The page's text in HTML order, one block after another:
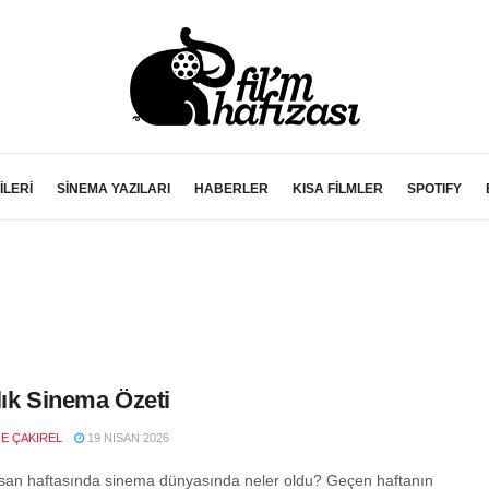
SİNEMA YAZILARI HABERLER KISA FİLMLER SPOTIFY
Sinema Özeti
ÇAKIREL 19 NISAN 2026
haftasında sinema dünyasında neler oldu? Geçen haftanın